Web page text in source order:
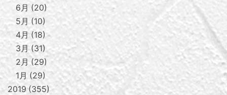
6月
20
5月
10
4月 18
3月 31
2月
29
1月
29
2019 355